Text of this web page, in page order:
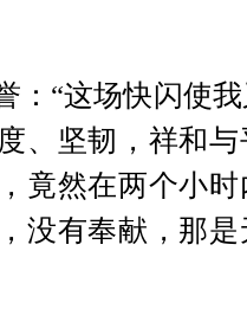
：“这场快闪使
、坚韧，祥和
竟然在两个小
没有奉献，那